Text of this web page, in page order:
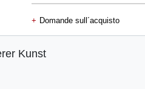
+ Domande sull´acquisto
+ Contattare esperti
Kunst